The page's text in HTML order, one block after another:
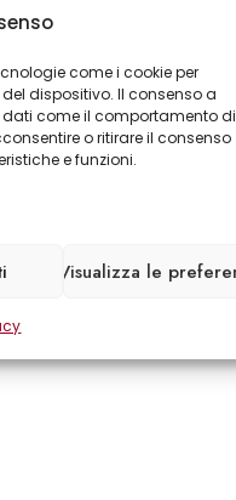
come i cookie per
dispositivo. Il consenso a
come il comportamento di
o ritirare il consenso
e funzioni.
Visualizza le